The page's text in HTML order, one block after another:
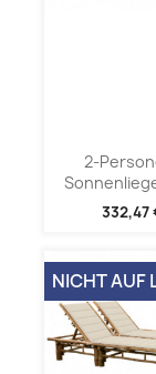
2-
332,47
NICHT AUF